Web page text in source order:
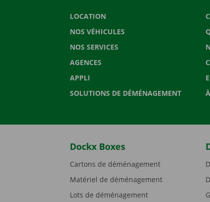
LOCATION
NOS VÉHICULES
NOS SERVICES
AGENCES
APPLI
SOLUTIONS DE DÉMÉNAGEMENT
Dockx Boxes
Cartons de déménagement
Matériel de déménagement
Lots de déménagement